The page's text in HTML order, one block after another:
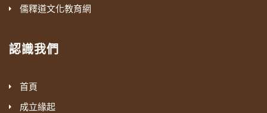
儒釋道文化教育網
認識我們
首頁
成立緣起